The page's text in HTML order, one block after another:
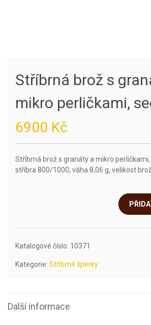
Stříbrná brož s
mikro perličkami,
6900 Kč
Stříbrná brož s granáty a mikro
stříbra 800/1000, váha 8,06 g, velikost
Katalogové číslo: 10371
Kategorie: Stříbrné šperky
Další informace